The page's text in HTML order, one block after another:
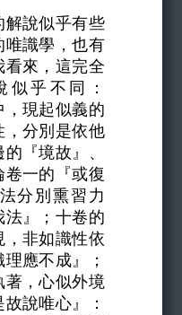
解說似乎有些
唯識學，也有
看來，這完全
似乎不同：
，現起似義的
，分別是依他
『境故』、
卷一的『或復
分別熏習力
法』；十卷的
，非如識性依
應不成』；
著，心似外境
說唯心』：